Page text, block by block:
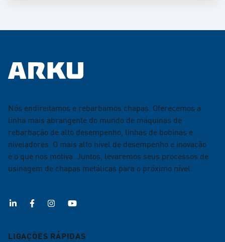
Nós endireitamos e rebarbamos chapas. Oferecemos a
linha mais abrangente do mundo de máquinas de
rebarbação de alto desempenho, linhas de bobinas e
niveladores. O mais alto nível de desempenho e inovação
é o que nos motiva. Juntos, levaremos seus processos de
usinagem de chapas metálicas para o próximo nível.
LIGAÇÕES RÁPIDAS